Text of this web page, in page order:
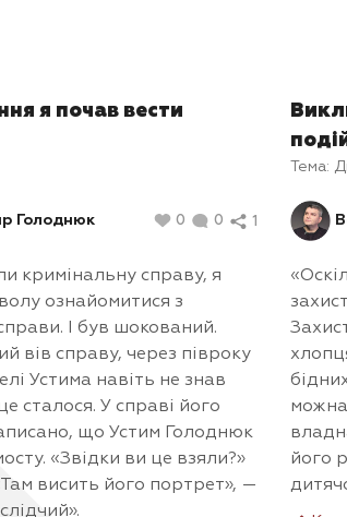
я почав вести
Голоднюк 0 0 1
кримінальну справу, я
ознайомитися з
І був шокований.
вів справу, через півроку
Устима навіть не знав
сталося. У справі його
що Устим Голоднюк
«Звідки ви це взяли?»
висить його портрет», —
Тема:
можна
його